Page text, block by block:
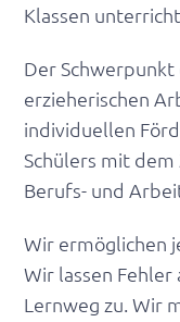
Klassen
Der
erzieherischen
individuellen
Schülers mit
Berufs- und
Wir ermöglichen
Wir lassen
Lernweg zu. Wir